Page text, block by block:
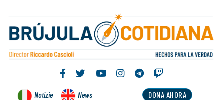
Notizie News DONA AHORA